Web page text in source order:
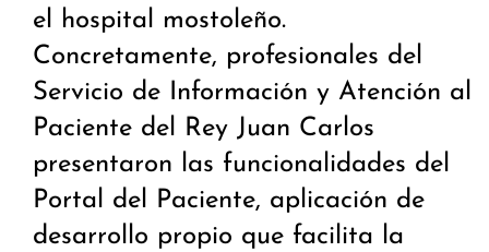
el hospital mostoleño.
Concretamente, profesionales del
Servicio de Información y Atención al
Paciente del Rey Juan Carlos
presentaron las funcionalidades del
Portal del Paciente, aplicación de
desarrollo propio que facilita la